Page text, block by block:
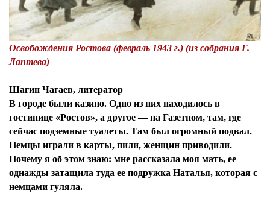
Освобождения Ростова (февраль 1943 г.) (из собрания Г.
Лаптева)
Шагин Чагаев, литератор
В городе были казино. Одно из них находилось в
гостинице «Ростов», а другое — на Газетном, там, где
сейчас подземные туалеты. Там был огромный подвал.
Немцы играли в карты, пили, женщин приводили.
Почему я об этом знаю: мне рассказала моя мать, ее
однажды затащила туда ее подружка Наталья, которая с
немцами гуляла.